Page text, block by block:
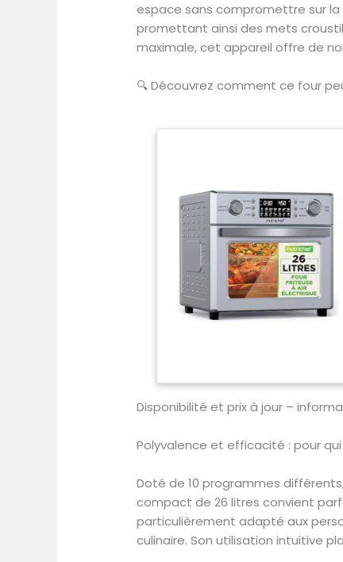
espace sans compromettre sur la
promettant ainsi des mets
maximale, cet appareil offre de
🔍Découvrez comment ce four
Disponibilité et prix à jour –
Polyvalence et efficacité : pour
Doté de 10 programmes
compact de 26 litres convient
particulièrement adapté aux
culinaire. Son utilisation intuitive